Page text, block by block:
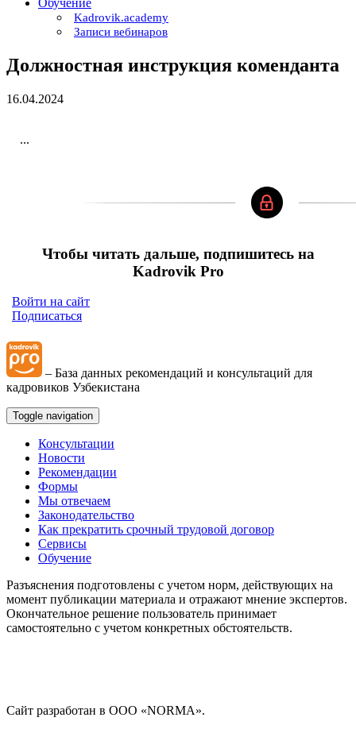
Обучение
Kadrovik.academy
Записи вебинаров
Должностная инструкция коменданта
16.04.2024
...
Чтобы читать дальше, подпишитесь на
Kadrovik Pro
Войти на сайт
Подписаться
– База данных рекомендаций и консультаций для
кадровиков Узбекистана
Toggle navigation
Консультации
Новости
Рекомендации
Формы
Мы отвечаем
Законодательство
Как прекратить срочный трудовой договор
Сервисы
Обучение
Разъяснения подготовлены с учетом норм, действующих на
момент публикации материала и отражают мнение экспертов.
Окончательное решение пользователь принимает
самостоятельно с учетом конкретных обстоятельств.
Сайт разработан в ООО «NORMA».